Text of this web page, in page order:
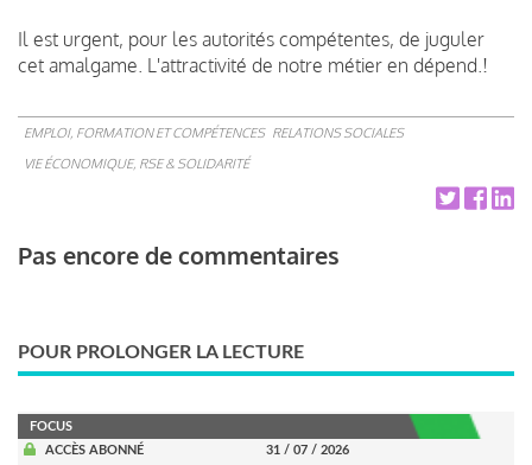
Il est urgent, pour les autorités compétentes, de juguler
cet amalgame. L'attractivité de notre métier en dépend.!
EMPLOI, FORMATION ET COMPÉTENCES RELATIONS SOCIALES
VIE ÉCONOMIQUE, RSE & SOLIDARITÉ
Pas encore de commentaires
POUR PROLONGER LA LECTURE
FOCUS
ACCÈS ABONNÉ
31 / 07 / 2026